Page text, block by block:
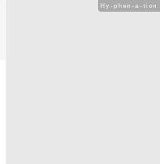
Hy-phen-a-tion